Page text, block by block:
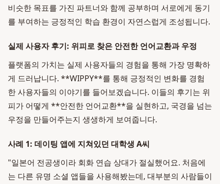
비슷한 목표를 가진 파트너와 함께 공부하며 서로에게 동기
를 부여하는 긍정적인 학습 환경이 자연스럽게 조성됩니다.
실제 사용자 후기: 위피로 찾은 안전한 언어교환과 우정
플랫폼의 가치는 실제 사용자들의 경험을 통해 가장 명확하
게 드러납니다. **WIPPY**를 통해 긍정적인 변화를 경험
한 사용자들의 이야기를 들어보겠습니다. 이들의 후기는 위
피가 어떻게 **안전한 언어교환**을 실현하고, 국경을 넘는
우정을 만들어주는지 생생하게 보여줍니다.
사례 1: 데이팅 앱에 지쳐있던 대학생 A씨
"일본어 전공생이라 회화 연습 상대가 절실했어요. 처음에
는 다른 유명 소셜 앱들을 사용해봤는데, 대부분의 사람들이